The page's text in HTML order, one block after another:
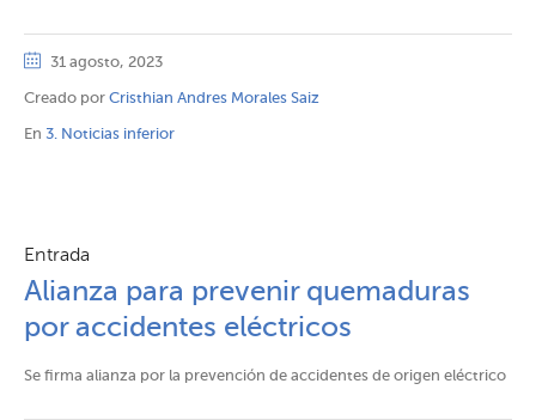
31 agosto, 2023
Creado por Cristhian Andres Morales Saiz
En 3. Noticias inferior
Entrada
Alianza para prevenir quemaduras
por accidentes eléctricos
Se firma alianza por la prevención de accidentes de origen eléctrico